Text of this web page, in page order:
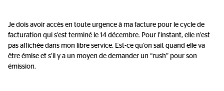
Je dois avoir accès en toute urgence à ma facture pour le cycle de
facturation qui s’est terminé le 14 décembre. Pour l’instant, elle n’est
pas affichée dans mon libre service. Est-ce qu’on sait quand elle va
être émise et s’il y a un moyen de demander un “rush” pour son
émission.